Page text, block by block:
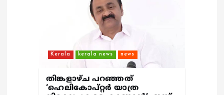
Kerala kerala news news
തിങ്കളാഴ്ച പറഞ്ഞത്
‘ഹെലികോപ്റ്റർ യാത്ര